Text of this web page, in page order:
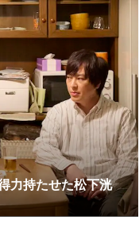
力持たせた松下洸